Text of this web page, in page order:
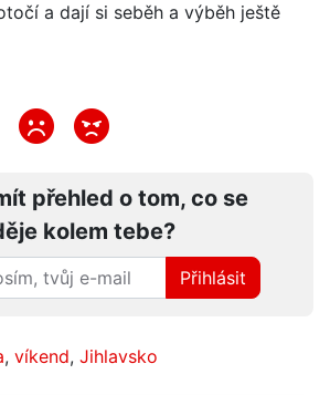
a dají si seběh a výběh ještě
přehled o tom, co se
kolem tebe?
Přihlásit
, víkend, Jihlavsko